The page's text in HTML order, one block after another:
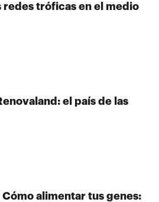
redes tróficas en el medio
el país de las
Cómo alimentar tus genes: